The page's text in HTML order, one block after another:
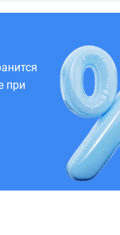
при